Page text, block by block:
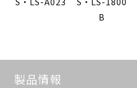
B
製品情報